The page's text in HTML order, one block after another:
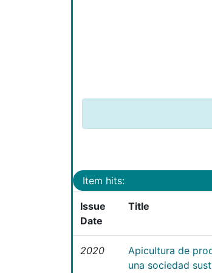
Item hits:
Issue
Date
Title
2020
Apicultura de
una sociedad